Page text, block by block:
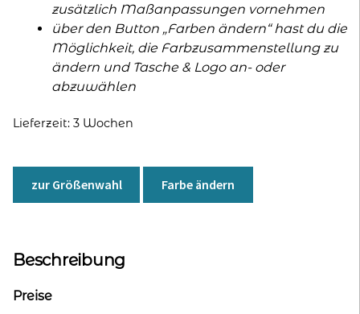
zusätzlich Maßanpassungen vornehmen
über den Button „Farben ändern“ hast du die
Möglichkeit, die Farbzusammenstellung zu
ändern und Tasche & Logo an- oder
abzuwählen
Lieferzeit: 3 Wochen
zur Größenwahl Farbe ändern
Beschreibung
Preise